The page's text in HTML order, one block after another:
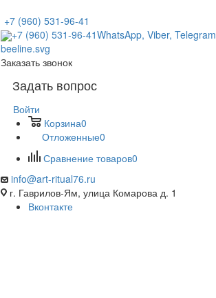
+7 (960) 531-96-41
+7 (960) 531-96-41WhatsApp, Viber, Telegram
Заказать звонок
Задать вопрос
Войти
Корзина0
Отложенные0
Сравнение товаров0
info@art-ritual76.ru
г. Гаврилов-Ям, улица Комарова д. 1
Вконтакте